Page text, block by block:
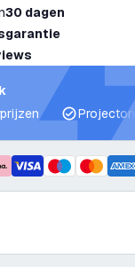
30 dagen